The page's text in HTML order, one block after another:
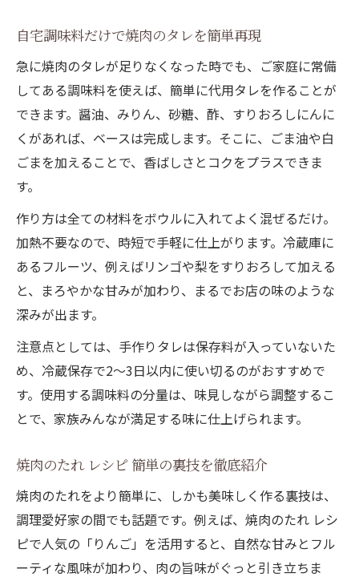
焼肉タレに最適な調味料の選び方とその根
拠
りんごや味噌を活かした焼肉タレアレンジ
焼肉のタレで肉を本格味に仕上げる秘訣
身近な食材で叶う焼肉のタレ工夫術
焼肉のたれ レシピ 簡単食材で味に深みを出
焼肉のタレを手作りする素材選びのポイン
ト
焼肉のたれ レシピ りんごで甘口アレンジ
残り調味料で即席焼肉タレを作る方法
焼肉タレを自宅の食材でプロ級仕上げ
焼肉タレ作りの裏技と日持ちのポイント
焼肉のたれを自家製したら日持ちする？
焼肉のタレ冷蔵保存でおいしさ長持ち
焼肉タレ作り方簡単東京都千代田区東久留
米市の保存術
焼肉タレを作り置きするときの注意点
自宅調味料だけで焼肉のタレを簡単再現
急に焼肉のタレが足りなくなった時でも、ご家庭に常備
してある調味料を使えば、簡単に代用タレを作ることが
できます。醤油、みりん、砂糖、酢、すりおろしにんに
くがあれば、ベースは完成します。そこに、ごま油や白
ごまを加えることで、香ばしさとコクをプラスできま
す。
作り方は全ての材料をボウルに入れてよく混ぜるだけ。
加熱不要なので、時短で手軽に仕上がります。冷蔵庫に
あるフルーツ、例えばリンゴや梨をすりおろして加える
と、まろやかな甘みが加わり、まるでお店の味のような
深みが出ます。
注意点としては、手作りタレは保存料が入っていないた
め、冷蔵保存で2～3日以内に使い切るのがおすすめで
す。使用する調味料の分量は、味見しながら調整するこ
とで、家族みんなが満足する味に仕上げられます。
焼肉のたれ レシピ 簡単の裏技を徹底紹介
焼肉のたれをより簡単に、しかも美味しく作る裏技は、
調理愛好家の間でも話題です。例えば、焼肉のたれ レシ
ピで人気の「りんご」を活用すると、自然な甘みとフル
ーティな風味が加わり、肉の旨味がぐっと引き立ちま